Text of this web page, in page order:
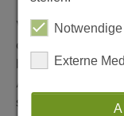
Von der
der Gemeinde
beeindruckt:
Aufnahme in
sollen auch
Externe